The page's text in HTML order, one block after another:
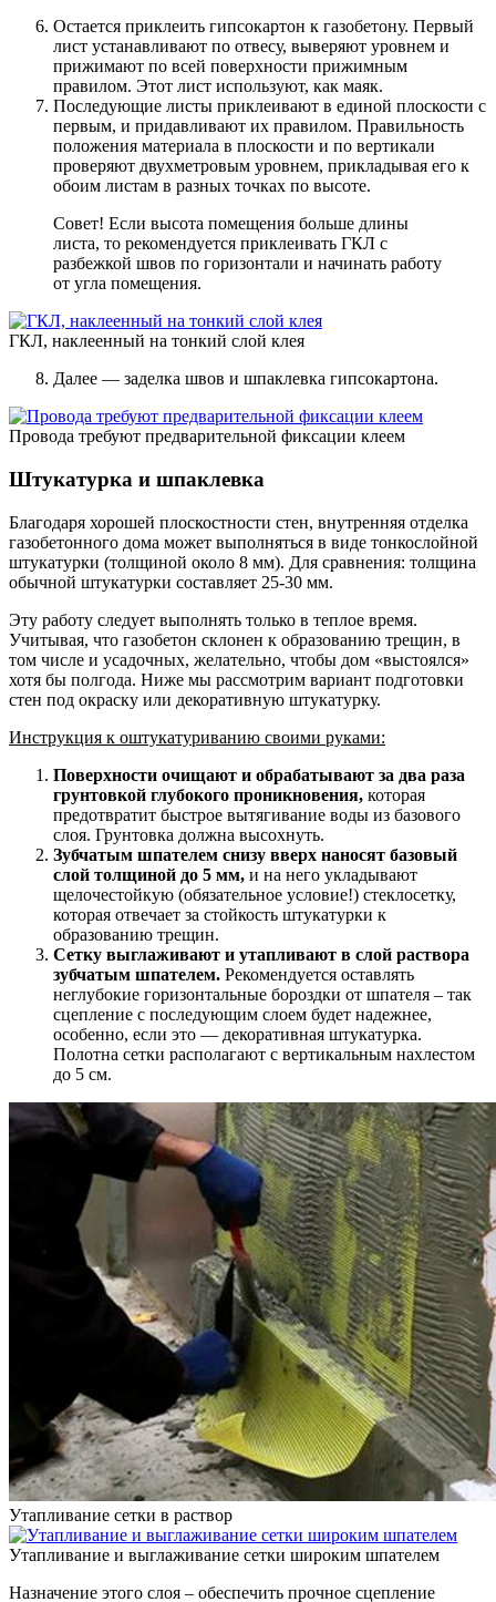
Остается приклеить гипсокартон к газобетону. Первый
лист устанавливают по отвесу, выверяют уровнем и
прижимают по всей поверхности прижимным
правилом. Этот лист используют, как маяк.
Последующие листы приклеивают в единой плоскости с
первым, и придавливают их правилом. Правильность
положения материала в плоскости и по вертикали
проверяют двухметровым уровнем, прикладывая его к
обоим листам в разных точках по высоте.
Совет! Если высота помещения больше длины
листа, то рекомендуется приклеивать ГКЛ с
разбежкой швов по горизонтали и начинать работу
от угла помещения.
ГКЛ, наклеенный на тонкий слой клея
Далее — заделка швов и шпаклевка гипсокартона.
Провода требуют предварительной фиксации клеем
Штукатурка и шпаклевка
Благодаря хорошей плоскостности стен, внутренняя отделка
газобетонного дома может выполняться в виде тонкослойной
штукатурки (толщиной около 8 мм). Для сравнения: толщина
обычной штукатурки составляет 25-30 мм.
Эту работу следует выполнять только в теплое время.
Учитывая, что газобетон склонен к образованию трещин, в
том числе и усадочных, желательно, чтобы дом «выстоялся»
хотя бы полгода. Ниже мы рассмотрим вариант подготовки
стен под окраску или декоративную штукатурку.
Инструкция к оштукатуриванию своими руками:
Поверхности очищают и обрабатывают за два раза
грунтовкой глубокого проникновения, которая
предотвратит быстрое вытягивание воды из базового
слоя. Грунтовка должна высохнуть.
Зубчатым шпателем снизу вверх наносят базовый
слой толщиной до 5 мм, и на него укладывают
щелочестойкую (обязательное условие!) стеклосетку,
которая отвечает за стойкость штукатурки к
образованию трещин.
Сетку выглаживают и утапливают в слой раствора
зубчатым шпателем. Рекомендуется оставлять
неглубокие горизонтальные бороздки от шпателя – так
сцепление с последующим слоем будет надежнее,
особенно, если это — декоративная штукатурка.
Полотна сетки располагают с вертикальным нахлестом
до 5 см.
Утапливание сетки в раствор
Утапливание и выглаживание сетки широким шпателем
Назначение этого слоя – обеспечить прочное сцепление